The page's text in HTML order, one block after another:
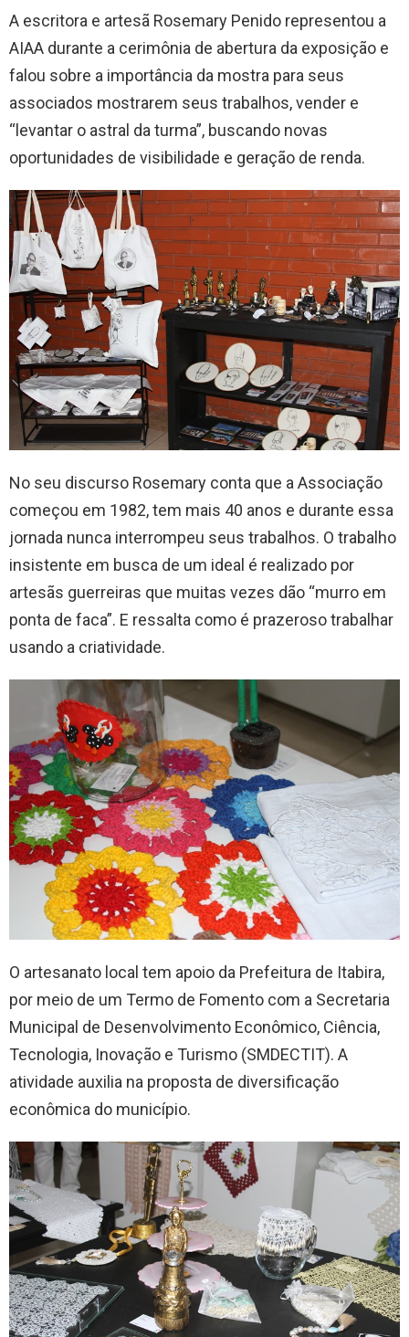
A escritora e artesã Rosemary Penido representou a
AIAA durante a cerimônia de abertura da exposição e
falou sobre a importância da mostra para seus
associados mostrarem seus trabalhos, vender e
“levantar o astral da turma”, buscando novas
oportunidades de visibilidade e geração de renda.
No seu discurso Rosemary conta que a Associação
começou em 1982, tem mais 40 anos e durante essa
jornada nunca interrompeu seus trabalhos. O trabalho
insistente em busca de um ideal é realizado por
artesãs guerreiras que muitas vezes dão “murro em
ponta de faca”. E ressalta como é prazeroso trabalhar
usando a criatividade.
O artesanato local tem apoio da Prefeitura de Itabira,
por meio de um Termo de Fomento com a Secretaria
Municipal de Desenvolvimento Econômico, Ciência,
Tecnologia, Inovação e Turismo (SMDECTIT). A
atividade auxilia na proposta de diversificação
econômica do município.